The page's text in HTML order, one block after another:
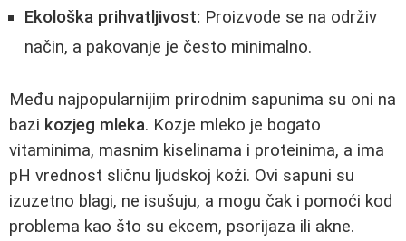
Ekološka prihvatljivost: Proizvode se na održiv
način, a pakovanje je često minimalno.
Među najpopularnijim prirodnim sapunima su oni na
bazi kozjeg mleka. Kozje mleko je bogato
vitaminima, masnim kiselinama i proteinima, a ima
pH vrednost sličnu ljudskoj koži. Ovi sapuni su
izuzetno blagi, ne isušuju, a mogu čak i pomoći kod
problema kao što su ekcem, psorijaza ili akne.